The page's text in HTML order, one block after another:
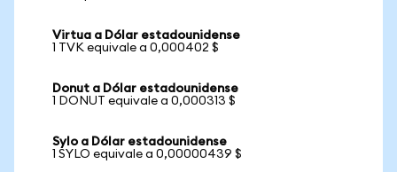
Virtua a Dólar estadounidense
1 TVK equivale a 0,000402 $
Donut a Dólar estadounidense
1 DONUT equivale a 0,000313 $
Sylo a Dólar estadounidense
1 SYLO equivale a 0,00000439 $